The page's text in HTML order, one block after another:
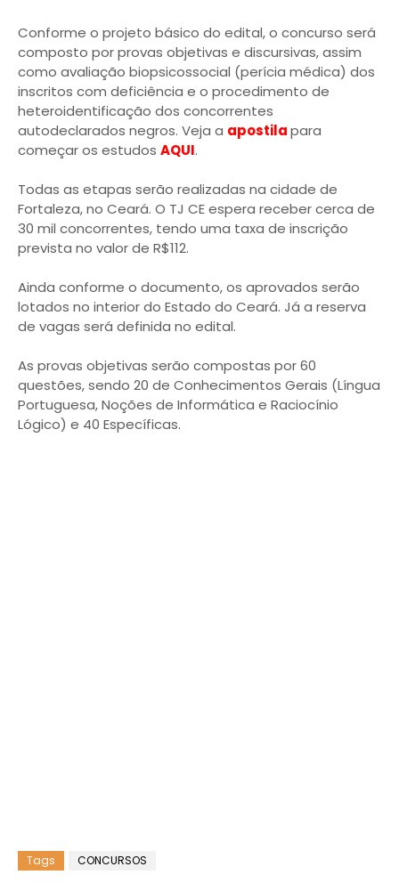
Conforme o projeto básico do edital, o concurso será
composto por provas objetivas e discursivas, assim
como avaliação biopsicossocial (perícia médica) dos
inscritos com deficiência e o procedimento de
heteroidentificação dos concorrentes
autodeclarados negros. Veja a apostilapara
começar os estudos AQUI.
Todas as etapas serão realizadas na cidade de
Fortaleza, no Ceará. O TJ CE espera receber cerca de
30 mil concorrentes, tendo uma taxa de inscrição
prevista no valor de R$112.
Ainda conforme o documento, os aprovados serão
lotados no interior do Estado do Ceará. Já a reserva
de vagas será definida no edital.
As provas objetivas serão compostas por 60
questões, sendo 20 de Conhecimentos Gerais (Língua
Portuguesa, Noções de Informática e Raciocínio
Lógico) e 40 Específicas.
Tags CONCURSOS